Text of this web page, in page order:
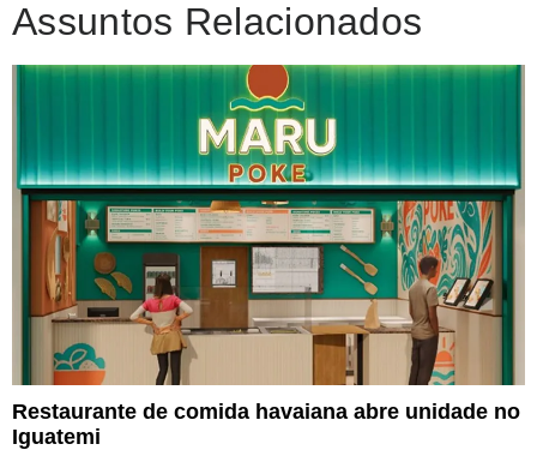
Assuntos Relacionados
Restaurante de comida havaiana abre unidade no
Iguatemi